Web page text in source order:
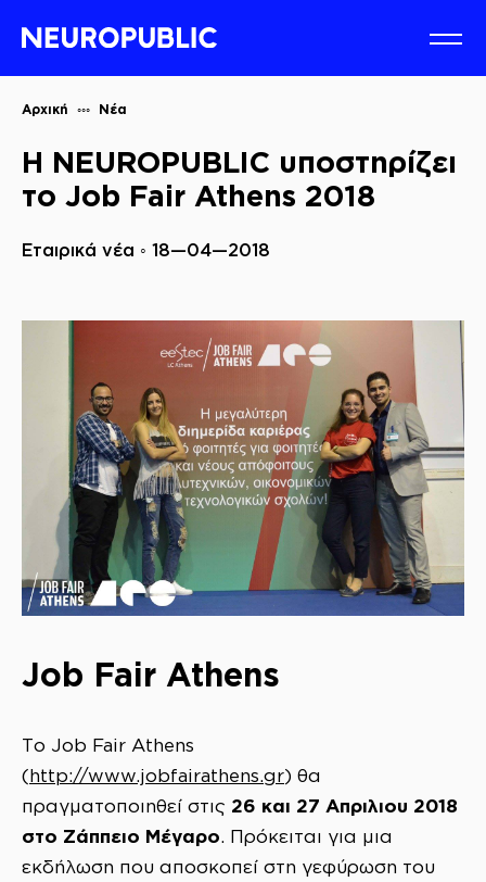
Αρχική Νέα
Η NEUROPUBLIC υποστηρίζει
το Job Fair Athens 2018
Εταιρικά νέα ◦ 18—04—2018
Job Fair Athens
Το Job Fair Athens
(http://www.jobfairathens.gr) θα
πραγματοποιηθεί στις 26 και 27 Απριλιου 2018
στο Ζάππειο Μέγαρο. Πρόκειται για μια
εκδήλωση που αποσκοπεί στη γεφύρωση του